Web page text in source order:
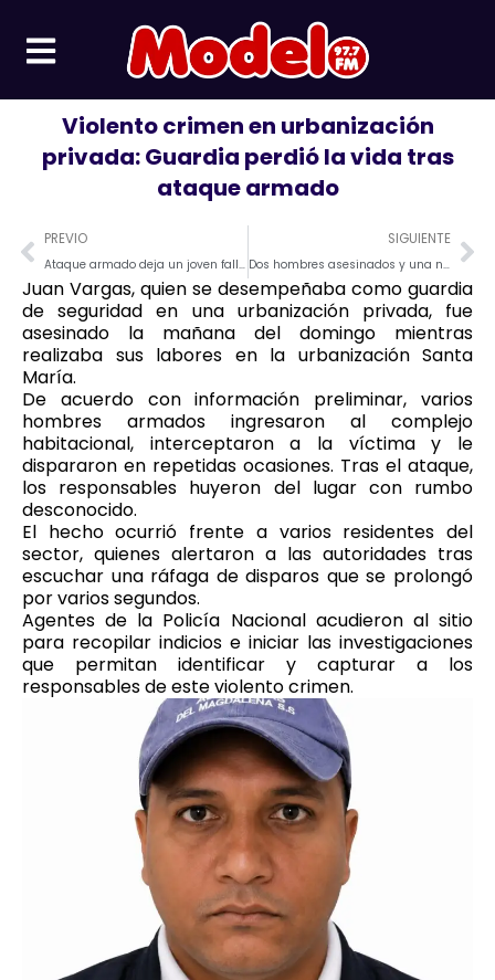
contenido
Violento crimen en urbanización
privada: Guardia perdió la vida tras
ataque armado
Prev
PREVIO
Ataque armado deja un joven fallecido en el barrio El Centenario
SIGUIENTE
Dos hombres asesinados y una niña de 7 años herida en ataques armados
Juan Vargas, quien se desempeñaba como guardia
de seguridad en una urbanización privada, fue
asesinado la mañana del domingo mientras
realizaba sus labores en la urbanización Santa
María.
De acuerdo con información preliminar, varios
hombres armados ingresaron al complejo
habitacional, interceptaron a la víctima y le
dispararon en repetidas ocasiones. Tras el ataque,
los responsables huyeron del lugar con rumbo
desconocido.
El hecho ocurrió frente a varios residentes del
sector, quienes alertaron a las autoridades tras
escuchar una ráfaga de disparos que se prolongó
por varios segundos.
Agentes de la Policía Nacional acudieron al sitio
para recopilar indicios e iniciar las investigaciones
que permitan identificar y capturar a los
responsables de este violento crimen.